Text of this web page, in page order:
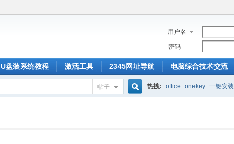
用户名
密码
U盘装系统教程 激活工具 2345网址导航 电脑综合技术交流
帖子 热搜: office onekey 一键安装